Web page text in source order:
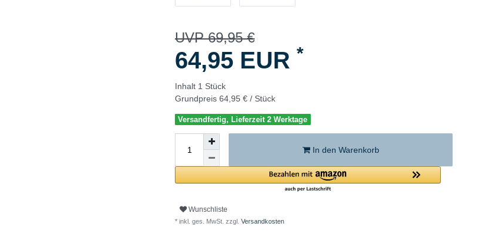
UVP 69,95 €
64,95 EUR *
Inhalt 1 Stück
Grundpreis 64,95 € / Stück
Versandfertig, Lieferzeit 2 Werktage
In den Warenkorb
Wunschliste
* inkl. ges. MwSt. zzgl. Versandkosten